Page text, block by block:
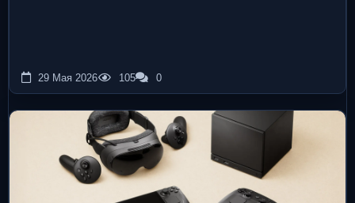
29 Мая 2026 105 0